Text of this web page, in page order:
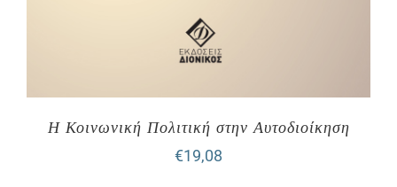
Η Κοινωνική Πολιτική στην Αυτοδιοίκηση
€19,08